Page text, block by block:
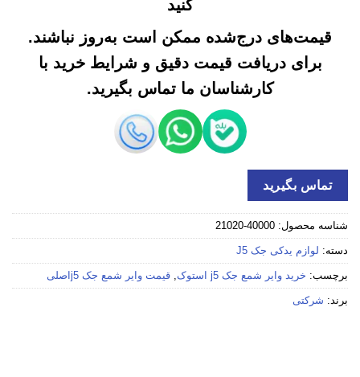
کنید
قیمت‌های درج‌شده ممکن است به‌روز نباشند.
برای دریافت قیمت دقیق و شرایط خرید با
کارشناسان ما تماس بگیرید.
تماس بگیرید
شناسه محصول: 40000-21020
دسته: لوازم یدکی جک J5
برچسب: خرید وایر شمع جک j5 استوک , قیمت وایر شمع جک j5اصلی
برند: شرکتی